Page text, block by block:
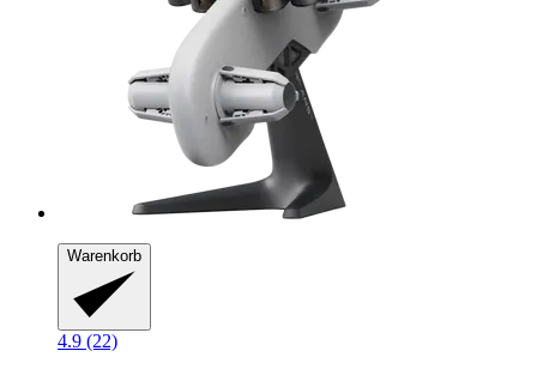
Warenkorb
4.9 (22)